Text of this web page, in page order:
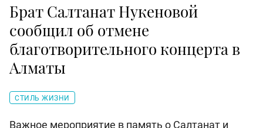
Брат Салтанат Нукеновой
сообщил об отмене
благотворительного концерта в
Алматы
СТИЛЬ ЖИЗНИ
Важное мероприятие в память о Салтанат и